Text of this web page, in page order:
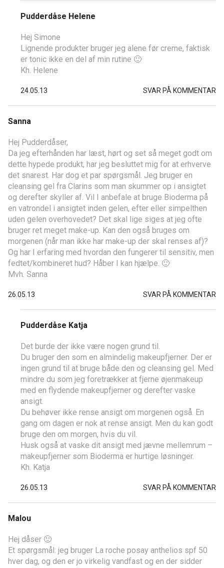
Pudderdåse Helene
Hej Simone
Lignende produkter bruger jeg alene før creme, faktisk
er tonic ikke en del af min rutine 🙂
Kh. Helene
24.05.13 SVAR PÅ KOMMENTAR
Sanna
Hej Pudderdåser,
Da jeg efterhånden har læst, hørt og set så meget godt om
dette hypede produkt, har jeg besluttet mig for at erhverve
det snarest. Har dog et par spørgsmål. Jeg bruger en
cleansing gel fra Clarins som man skummer op i ansigtet
og derefter skyller af. Vil I anbefale at bruge Bioderma på
en vatrondel i ansigtet inden gelen, efter eller simpelthen
uden gelen overhovedet? Det skal lige siges at jeg ofte
bruger ret meget make-up. Kan den også bruges om
morgenen (når man ikke har make-up der skal renses af)?
Og har I erfaring med hvordan den fungerer til sensitiv, men
fedtet/kombineret hud? Håber I kan hjælpe. 🙂
Mvh. Sanna
26.05.13 SVAR PÅ KOMMENTAR
Pudderdåse Katja
Det burde der ikke være nogen grund til.
Du bruger den som en almindelig makeupfjerner. Der er
ingen grund til at bruge både den og cleansing gel. Med
mindre du som jeg foretrækker at fjerne øjenmakeup
med en flydende makeupfjerner og derefter vaske
ansigt.
Du behøver ikke rense ansigt om morgenen også. En
gang om dagen er nok at rense ansigt. Men du kan godt
bruge den om morgen, hvis du vil.
Husk også at vaske dit ansigt med jævne mellemrum –
makeupfjerner som Bioderma er hurtige løsninger.
Kh. Katja
26.05.13 SVAR PÅ KOMMENTAR
Malou
Hej dåser 🙂
Et spørgsmål: jeg bruger La roche posay anthelios spf 50
hver dag, og den er jo virkelig vandfast og en der sidder